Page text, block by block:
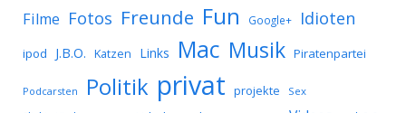
Filme Fotos Freunde Fun Google+ Idioten
ipod J.B.O. Katzen Links Mac Musik Piratenpartei
Podcarsten Politik privat projekte Sex